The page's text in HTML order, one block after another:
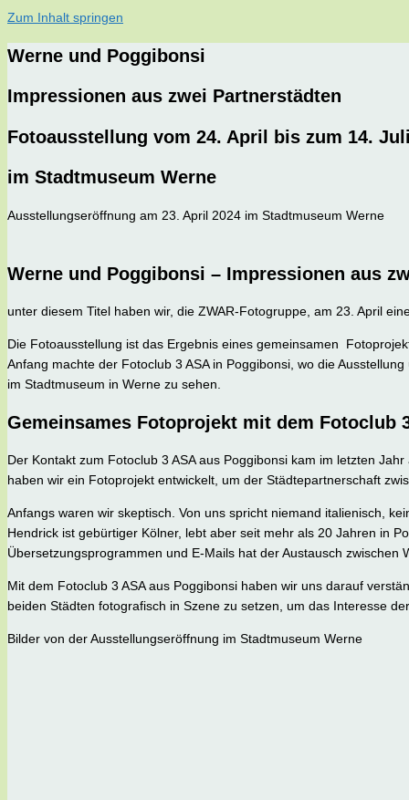
Zum Inhalt springen
Werne und Poggibonsi
Impressionen aus zwei Partnerstädten
Fotoausstellung vom 24. April bis zum 14.
im Stadtmuseum Werne
Ausstellungseröffnung am 23. April 2024 im Stadtmuseum Werne
Werne und Poggibonsi – Impressionen aus
unter diesem Titel haben wir, die ZWAR-Fotogruppe, am 23. April
Die Fotoausstellung ist das Ergebnis eines gemeinsamen
Anfang machte der Fotoclub 3 ASA in Poggibonsi, wo die
im Stadtmuseum in Werne zu sehen.
Gemeinsames Fotoprojekt mit dem Fotoclub
Der Kontakt zum Fotoclub 3 ASA aus Poggibonsi kam im letzten
haben wir ein Fotoprojekt entwickelt, um der Städtepartnerschaft
Anfangs waren wir skeptisch. Von uns spricht niemand italienisch,
Hendrick ist gebürtiger Kölner, lebt aber seit mehr als 20 Jahren in
Übersetzungsprogrammen und E-Mails hat der Austausch zwischen
Mit dem Fotoclub 3 ASA aus Poggibonsi haben wir uns darauf
beiden Städten fotografisch in Szene zu setzen, um das Interesse
Bilder von der Ausstellungseröffnung im Stadtmuseum Werne